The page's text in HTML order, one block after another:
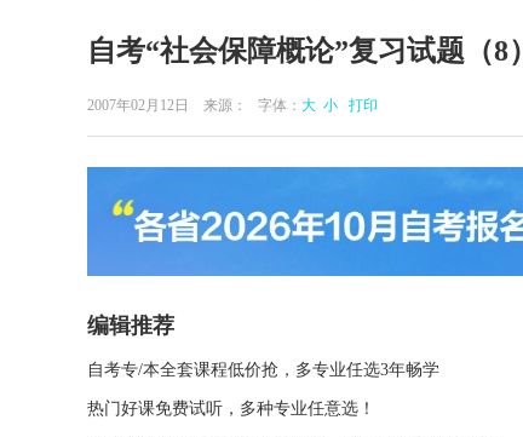
自考“社会保障概论”复习试题（8）
2007年02月12日 来源： 字体： 大 小 打印
编辑推荐
自考专/本全套课程低价抢，多专业任选3年畅学
热门好课免费试听，多种专业任意选！